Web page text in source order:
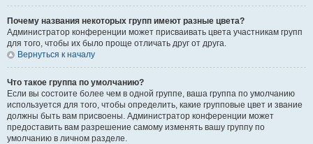
Почему названия некоторых групп имеют разные цвета?
Администратор конференции может присваивать цвета участникам групп
для того, чтобы их было проще отличать друг от друга.
Вернуться к началу
Что такое группа по умолчанию?
Если вы состоите более чем в одной группе, ваша группа по умолчанию
используется для того, чтобы определить, какие групповые цвет и звание
должны быть вам присвоены. Администратор конференции может
предоставить вам разрешение самому изменять вашу группу по
умолчанию в личном разделе.